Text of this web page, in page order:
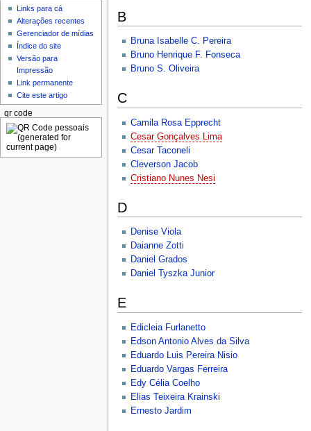
B
Bruna Isabelle C. Pereira
Bruno Henrique F. Fonseca
Bruno S. Oliveira
C
Camila Rosa Epprecht
Cesar Gonçalves Lima
Cesar Taconeli
Cleverson Jacob
Cristiano Nunes Nesi
D
Denise Viola
Daianne Zotti
Daniel Grados
Daniel Tyszka Junior
E
Edicleia Furlanetto
Edson Antonio Alves da Silva
Eduardo Luis Pereira Nisio
Eduardo Vargas Ferreira
Edy Célia Coelho
Elias Teixeira Krainski
Ernesto Jardim
Links para cá
Alterações recentes
Gerenciador de mídias
Índice do site
Versão para
Impressão
Link permanente
Cite este artigo
qr code